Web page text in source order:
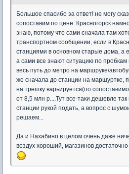
Большое спасибо за ответ! не могу
сопоставим по цене..Красногорск
знаю, потому что сами сначала там
транспортном сообщении, если в
станциями в основном старые дома, а
а сами все знают ситуацию по пробкам
весь путь до метро на маршруке/
же сначала до станции на маршуртке,
на трешку варьируется(по
от 8,5 млн р....Тут все-таки дешевле
станции рукой подать, а вопрос с
решаем...
Да и Нахабино в целом очень даже
воздух хороший, магазинов